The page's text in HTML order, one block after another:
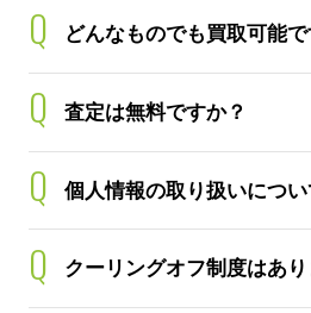
Q どんなものでも買取可能で
Q 査定は無料ですか？
Q 個人情報の取り扱いについ
Q クーリングオフ制度はあり